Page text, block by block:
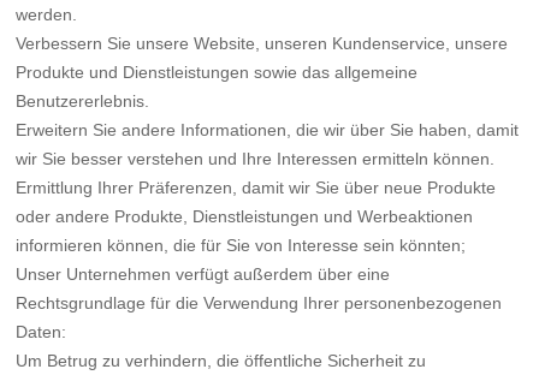
werden.
Verbessern Sie unsere Website, unseren Kundenservice, unsere
Produkte und Dienstleistungen sowie das allgemeine
Benutzererlebnis.
Erweitern Sie andere Informationen, die wir über Sie haben, damit
wir Sie besser verstehen und Ihre Interessen ermitteln können.
Ermittlung Ihrer Präferenzen, damit wir Sie über neue Produkte
oder andere Produkte, Dienstleistungen und Werbeaktionen
informieren können, die für Sie von Interesse sein könnten;
Unser Unternehmen verfügt außerdem über eine
Rechtsgrundlage für die Verwendung Ihrer personenbezogenen
Daten:
Um Betrug zu verhindern, die öffentliche Sicherheit zu